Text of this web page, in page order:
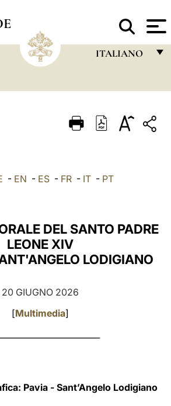
ITALIANO
ITALIANO
العربيّة
中文
- EN - ES - FR - IT - PT
DEL SANTO PADRE
LEONE XIV
LODIGIANO
20 GIUGNO 2026
[Multimedia]
Pavia - Sant’Angelo Lodigiano